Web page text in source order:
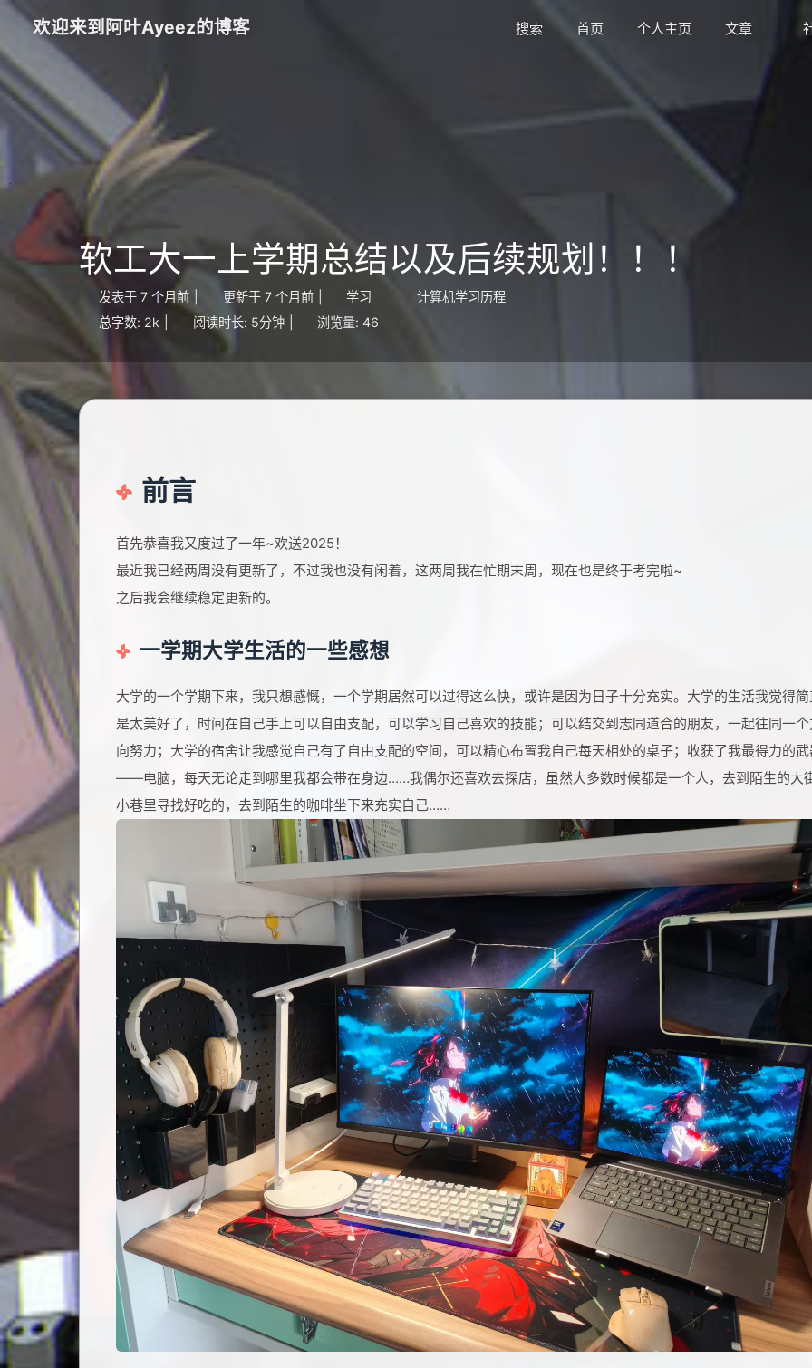
欢迎来到阿叶Ayeez的博客 搜索 首页 个人主页 文章
软工大一上学期总结以及后续规划！！！
发表于 7 个月前 更新于 7 个月前 学习
计算机学习历程
总字数: 2k 阅读时长: 5分钟 浏览量: 46
前言
首先恭喜我又度过了一年~欢送2025！
最近我已经两周没有更新了，不过我也没有闲着，这两周我在忙期末周，现在也是终于考完啦~
之后我会继续稳定更新的。
一学期大学生活的一些感想
大学的一个学期下来，我只想感慨，一个学期居然可以过得这么快，或许是因为日子十分充实。大学的生活我觉得
是太美好了，时间在自己手上可以自由支配，可以学习自己喜欢的技能；可以结交到志同道合的朋友，一起往同一
向努力；大学的宿舍让我感觉自己有了自由支配的空间，可以精心布置我自己每天相处的桌子；收获了我最得力的
——电脑，每天无论走到哪里我都会带在身边……我偶尔还喜欢去探店，虽然大多数时候都是一个人，去到陌生的大
小巷里寻找好吃的，去到陌生的咖啡坐下来充实自己……